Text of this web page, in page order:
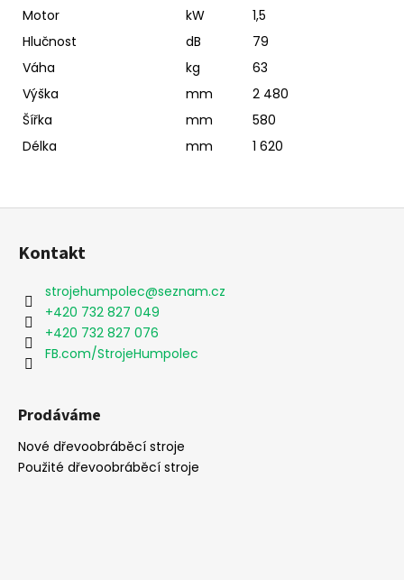
Motor
kW
1,5
Hlučnost
dB
79
Váha
kg
63
Výška
mm
2 480
Šířka
mm
580
Délka
mm 1 620
Z
Kontakt
strojehumpolec@seznam.cz
+420 732 827 049
+420 732 827 076
FB.com/StrojeHumpolec
Prodáváme
Nové dřevoobráběcí stroje
Použité dřevoobráběcí stroje